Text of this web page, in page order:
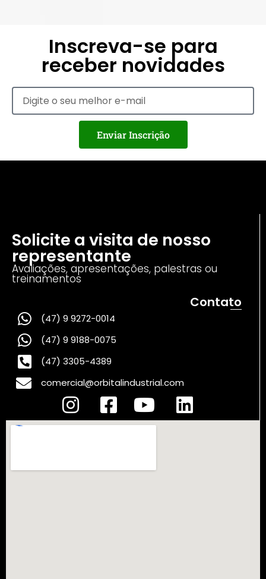
Inscreva-se para
receber novidades
Enviar Inscrição
Solicite a visita de nosso
representante
Avaliações, apresentações, palestras ou
treinamentos
Contato
(47) 9 9272-0014
(47) 9 9188-0075
(47) 3305-4389
comercial@orbitalindustrial.com